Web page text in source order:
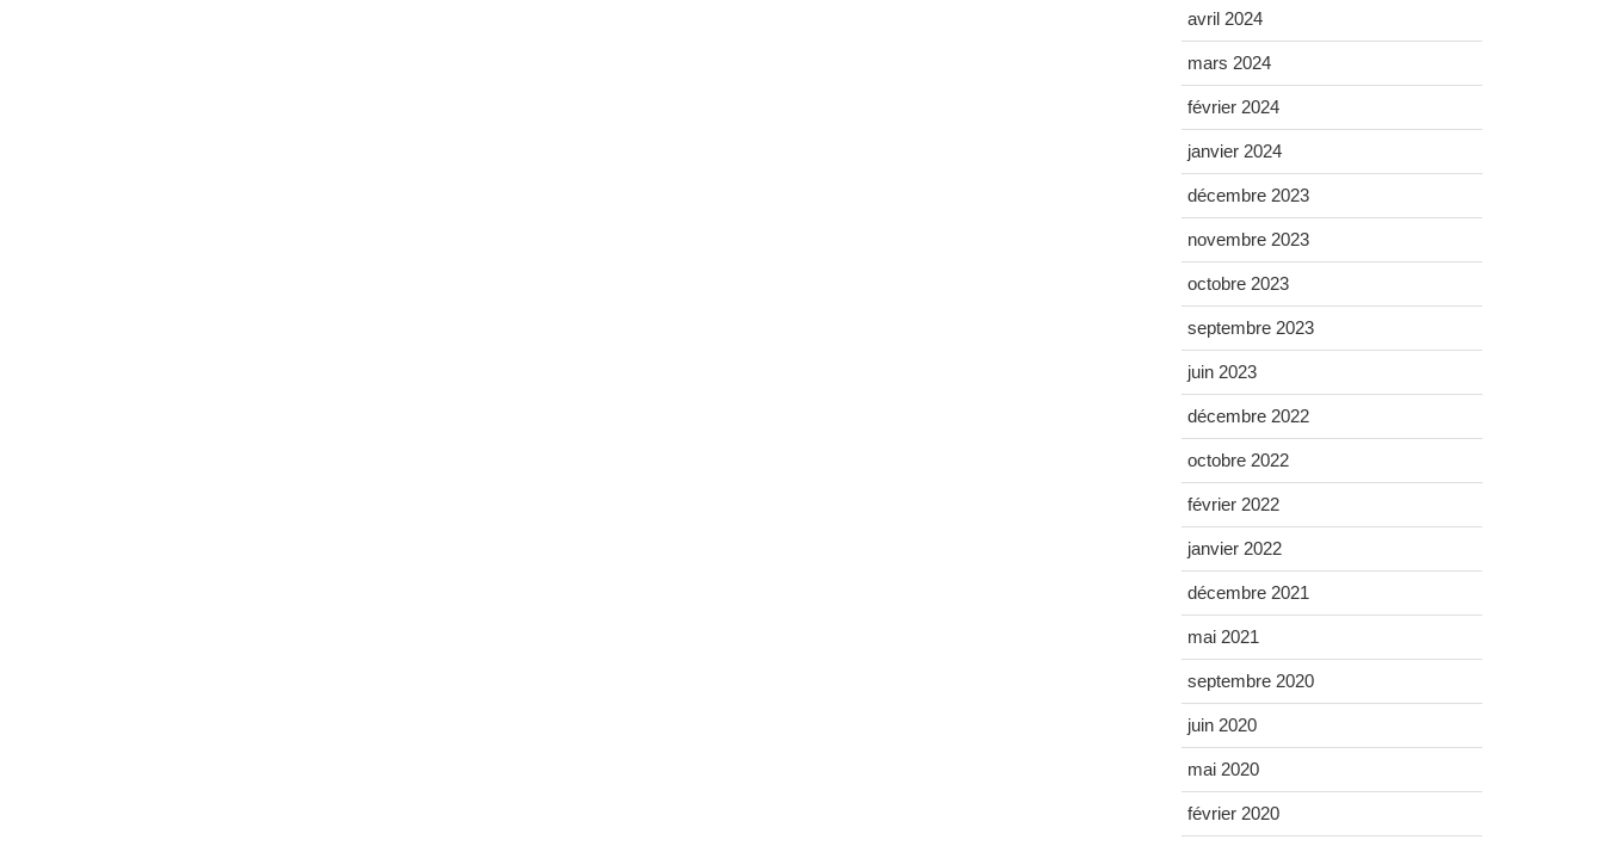
avril 2024
mars 2024
février 2024
janvier 2024
décembre 2023
novembre 2023
octobre 2023
septembre 2023
juin 2023
décembre 2022
octobre 2022
février 2022
janvier 2022
décembre 2021
mai 2021
septembre 2020
juin 2020
mai 2020
février 2020